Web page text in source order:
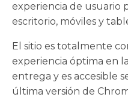
experiencia de usuario
escritorio, móviles y
El sitio es totalmente
experiencia óptima en
entrega y es accesible
última versión de